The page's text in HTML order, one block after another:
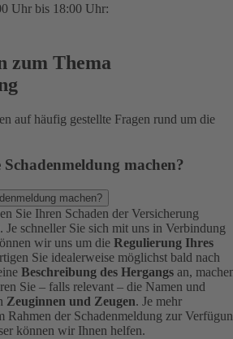
Uhr bis 18:00 Uhr:
zum Thema
auf häufig gestellte Fragen rund um die
machen?
machen?
Sie Ihren Schaden der Versicherung
. Je schneller Sie sich mit uns in Verbindung
wir uns um die Regulierung Ihres
Sie idealerweise möglichst bald nach
Beschreibung des Hergangs an,
Sie – falls relevant – die Namen und
Zeuginnen und Zeugen. Je mehr
Rahmen der Schadenmeldung zur
können wir Ihnen helfen.